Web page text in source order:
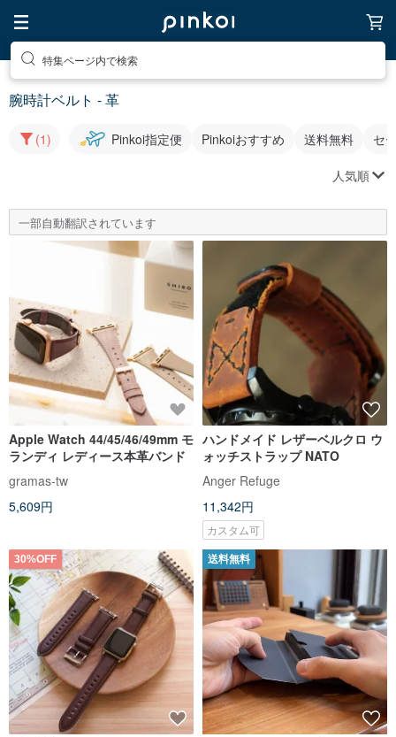
特集ページ内で検索
腕時計ベルト - 革
(1) Pinkoi指定便 Pinkoiおすすめ 送料無料 セ
人気順
一部自動翻訳されています
Apple Watch 44/45/46/49mm モ
ランディ レディース本革バンド
gramas-tw
5,609円
ハンドメイド レザーベルクロ ウ
ォッチストラップ NATO
Anger Refuge
11,342円
カスタム可
30%OFF 送料無料